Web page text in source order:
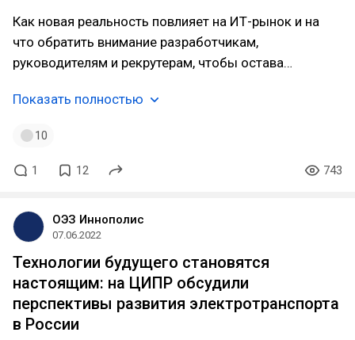
Как новая реальность повлияет на ИТ-рынок и на
что обратить внимание разработчикам,
руководителям и рекрутерам, чтобы остава…
Показать полностью
10
1 12 743
ОЭЗ Иннополис
07.06.2022
Технологии будущего становятся
настоящим: на ЦИПР обсудили
перспективы развития электротранспорта
в России